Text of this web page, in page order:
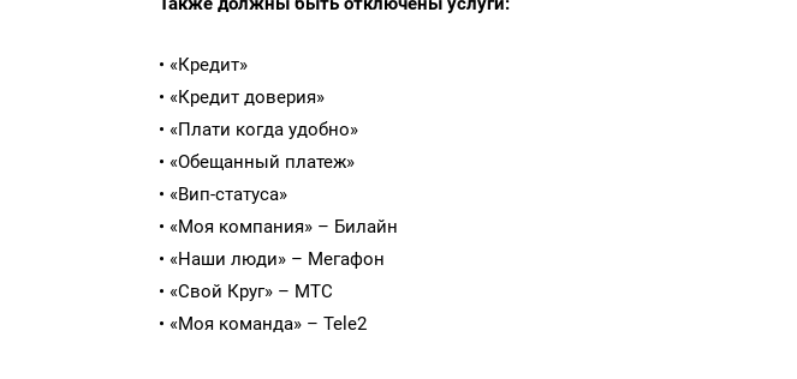
• «Кредит»
• «Кредит доверия»
• «Плати когда удобно»
• «Обещанный платеж»
• «Вип-статуса»
• «Моя компания» – Билайн
• «Наши люди» – Мегафон
• «Свой Круг» – МТС
• «Моя команда» – Tele2